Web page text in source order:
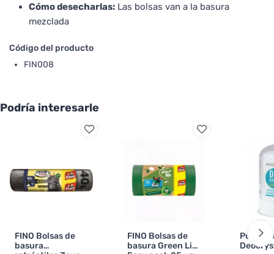
Cómo desecharlas: Las bolsas van a la basura
mezclada
Código del producto
FIN008
Podría interesarle
FINO Bolsas de
basura
FINO Bolsas de
basura Green Life
Purity